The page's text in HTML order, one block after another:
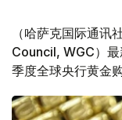
（哈萨克国际通
Council, WGC）
季度全球央行黄金